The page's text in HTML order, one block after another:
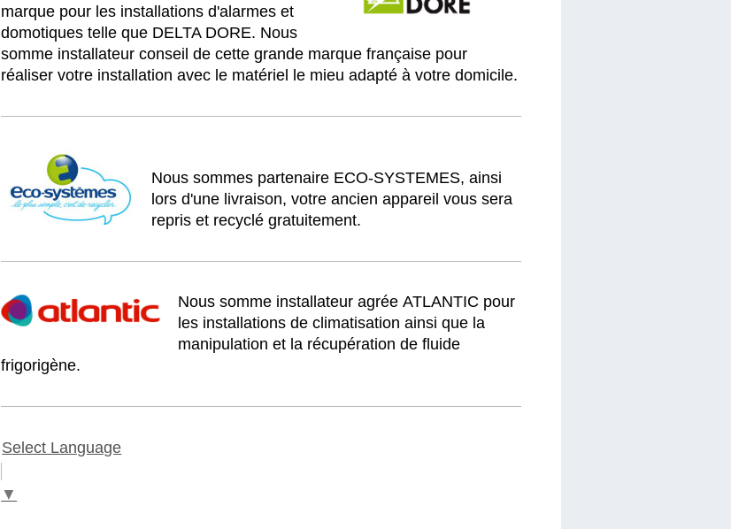
marque pour les installations d'alarmes et
domotiques telle que DELTA DORE. Nous
somme installateur conseil de cette grande marque française pour
réaliser votre installation avec le matériel le mieu adapté à votre domicile.
Nous sommes partenaire ECO-SYSTEMES, ainsi
lors d'une livraison, votre ancien appareil vous sera
repris et recyclé gratuitement.
Nous somme installateur agrée ATLANTIC pour
les installations de climatisation ainsi que la
manipulation et la récupération de fluide
frigorigène.
Select Language
▼